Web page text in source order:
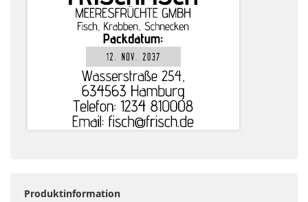
Produktinformation